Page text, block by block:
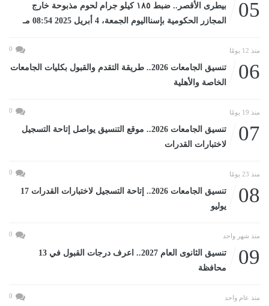
05
بيطرى الأقصر.. ضبط ١٨٥ كيلو جرام لحوم مذبوحة خارج
المجازر الحكومية بإسنااليوم الجمعة، 4 أبريل 2025 08:54 مـ
منذ 12 يومًا 0
06
تنسيق الجامعات 2026.. طريقة التقدم والقبول بكليات الجامعات
الخاصة والأهلية
منذ 19 يومًا 0
07
تنسيق الجامعات 2026.. موقع التنسيق يواصل إتاحة التسجيل
لاختبارات القدرات
منذ 23 يومًا 0
08
تنسيق الجامعات 2026.. إتاحة التسجيل لاختبارات القدرات 17
يوليو
منذ شهر واحد 0
09
تنسيق الثانوى العام 2027.. اعرف درجات القبول في 13
محافظة
منذ عام واحد 0